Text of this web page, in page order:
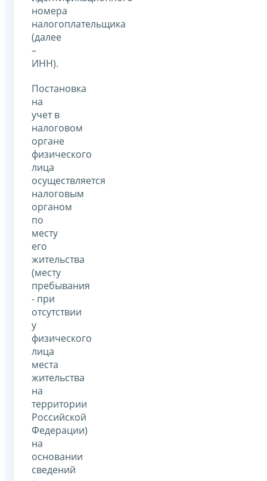
номера
налогоплательщика
(далее
–
ИНН).
Постановка
на
учет в
налоговом
органе
физического
лица
осуществляется
налоговым
органом
по
месту
его
жительства
(месту
пребывания
- при
отсутствии
у
физического
лица
места
жительства
на
территории
Российской
Федерации)
на
основании
сведений